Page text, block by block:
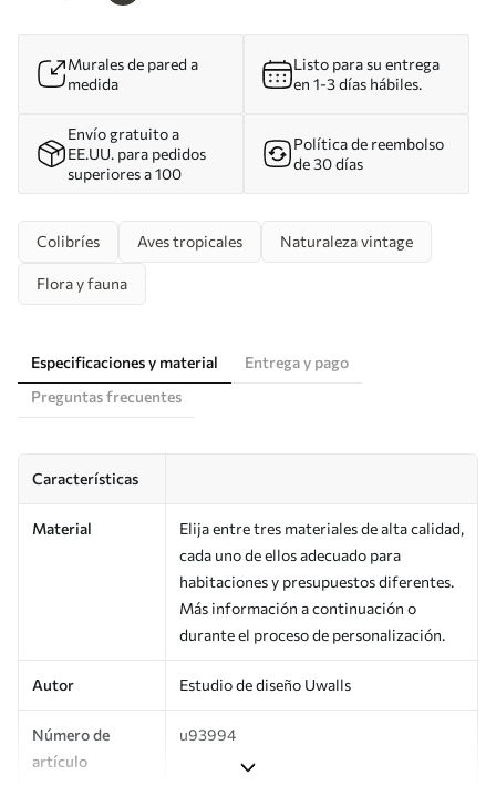
Murales de pared a
medida
Listo para su entrega
en 1-3 días hábiles.
Envío gratuito a
EE.UU. para pedidos
superiores a 100
Política de reembolso
de 30 días
Colibríes Aves tropicales Naturaleza vintage
Flora y fauna
Especificaciones y material
Entrega y pago
Preguntas frecuentes
Características
Material
Elija entre tres materiales de alta calidad,
cada uno de ellos adecuado para
habitaciones y presupuestos diferentes.
Más información a continuación o
durante el proceso de personalización.
Autor Estudio de diseño Uwalls
Número de
artículo
u93994